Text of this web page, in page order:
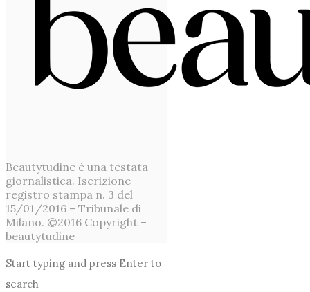
Beautytudine è una testata
giornalistica. Iscrizione
registro stampa n. 3 del
15/01/2016 – Tribunale di
Milano. ©2016 Copyright –
beautytudine
Start typing and press Enter to
search